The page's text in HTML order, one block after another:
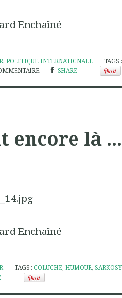
Enchaîné
,POLITIQUE INTERNATIONALE
TAGS :
SHARE
encore là ...
Enchaîné
TAGS :COLUCHE,HUMOUR,SARKOSY